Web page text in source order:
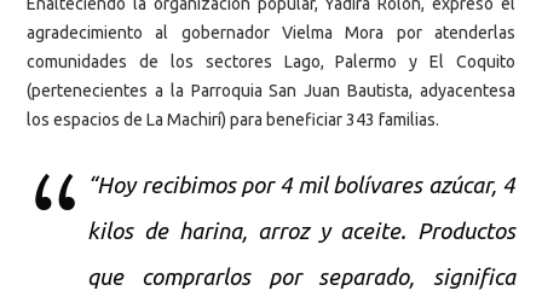
agradecimiento al gobernador Vielma Mora por atenderlas
comunidades de los sectores Lago, Palermo y El Coquito
(pertenecientes a la Parroquia San Juan Bautista, adyacentesa
los espacios de La Machirí) para beneficiar 343 familias.
“Hoy recibimos por 4 mil bolívares azúcar, 4
kilos de harina, arroz y aceite. Productos
que comprarlos por separado, significa